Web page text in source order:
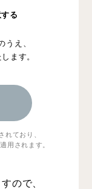
る
うえ、
ます。
れており、
用されます。
ので、